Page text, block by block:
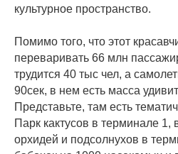
культурное пространство.
Помимо того, что этот
переваривать 66 млн
трудится 40 тыс чел, а
90сек, в нем есть масса
Представьте, там есть
Парк кактусов в терминале
орхидей и подсолнухов в